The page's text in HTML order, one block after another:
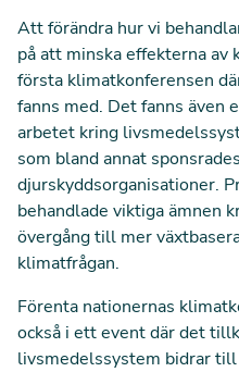
Att förändra hur vi
på att minska effekterna av
första klimatkonferensen
fanns med. Det fanns även
arbetet kring
som bland annat
djurskyddsorganisationer.
behandlade viktiga ämnen
övergång till mer
klimatfrågan.
Förenta nationernas
också i ett event där det
livsmedelssystem bidrar